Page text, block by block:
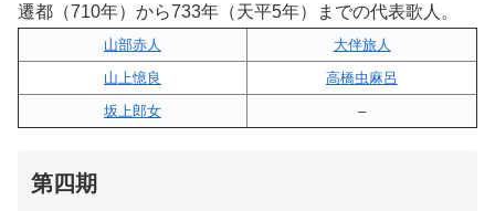
遷都（710年）から733年（天平5年）までの代表歌人。
山部赤人
大伴旅人
山上憶良
高橋虫麻呂
坂上郎女
–
第四期